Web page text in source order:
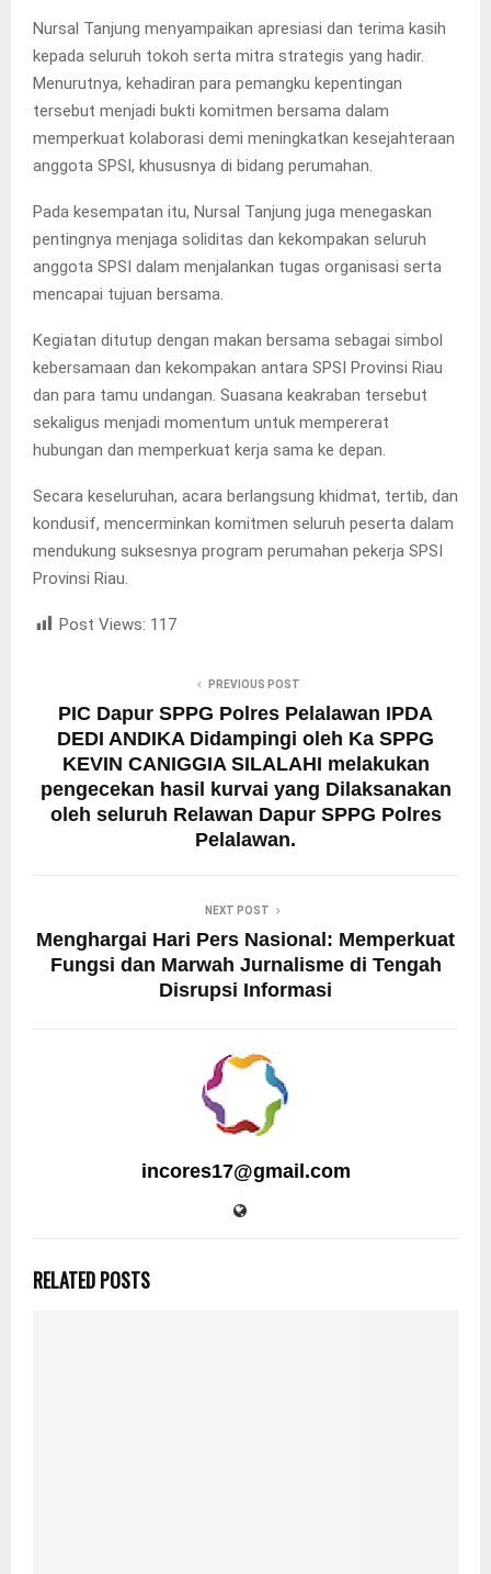
Nursal Tanjung menyampaikan apresiasi dan terima kasih
kepada seluruh tokoh serta mitra strategis yang hadir.
Menurutnya, kehadiran para pemangku kepentingan
tersebut menjadi bukti komitmen bersama dalam
memperkuat kolaborasi demi meningkatkan kesejahteraan
anggota SPSI, khususnya di bidang perumahan.
Pada kesempatan itu, Nursal Tanjung juga menegaskan
pentingnya menjaga soliditas dan kekompakan seluruh
anggota SPSI dalam menjalankan tugas organisasi serta
mencapai tujuan bersama.
Kegiatan ditutup dengan makan bersama sebagai simbol
kebersamaan dan kekompakan antara SPSI Provinsi Riau
dan para tamu undangan. Suasana keakraban tersebut
sekaligus menjadi momentum untuk mempererat
hubungan dan memperkuat kerja sama ke depan.
Secara keseluruhan, acara berlangsung khidmat, tertib, dan
kondusif, mencerminkan komitmen seluruh peserta dalam
mendukung suksesnya program perumahan pekerja SPSI
Provinsi Riau.
Post Views: 117
PREVIOUS POST
PIC Dapur SPPG Polres Pelalawan IPDA
DEDI ANDIKA Didampingi oleh Ka SPPG
KEVIN CANIGGIA SILALAHI melakukan
pengecekan hasil kurvai yang Dilaksanakan
oleh seluruh Relawan Dapur SPPG Polres
Pelalawan.
NEXT POST
Menghargai Hari Pers Nasional: Memperkuat
Fungsi dan Marwah Jurnalisme di Tengah
Disrupsi Informasi
incores17@gmail.com
RELATED POSTS